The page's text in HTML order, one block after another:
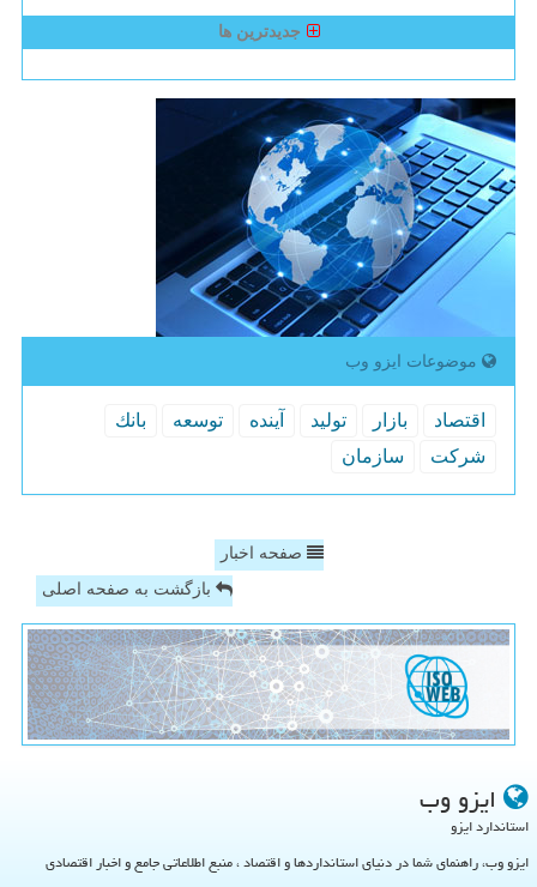
جدیدترین ها
موضوعات ایزو وب
اقتصاد بازار تولید آینده توسعه
بانك
شركت
سازمان
صفحه اخبار
بازگشت به صفحه اصلی
ایزو وب
استاندارد ایزو
ایزو وب، راهنمای شما در دنیای استانداردها و اقتصاد ، منبع اطلاعاتی جامع و اخبار اقتصادی